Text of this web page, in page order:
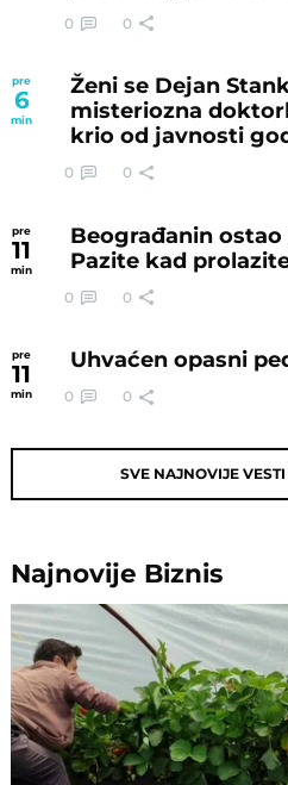
0 0
pre
6
min
Ženi se Dejan
misteriozna
krio od javnosti
0 0
pre
11
min
Beograđanin
Pazite kad
0 0
pre
11
min
Uhvaćen opasni
0 0
SVE NAJNOVIJE
Najnovije Biznis